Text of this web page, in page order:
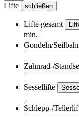
Lifte schließen
Lifte gesamt
min.
Gondeln/
Zahnrad-/
Sessellifte
Schlepp-/